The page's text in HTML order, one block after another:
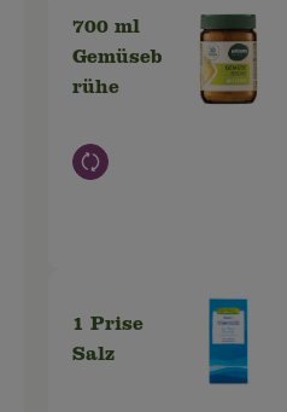
700 ml
Gemüseb
rühe
Auswahl ändern
1 Prise
Salz